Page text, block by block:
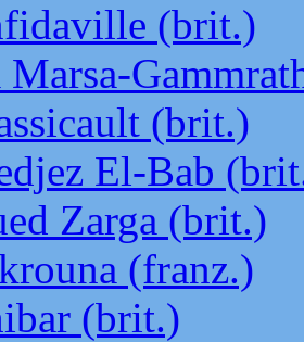
(brit.)
Marsa-
(brit.)
El-Bab
Zarga (brit.)
(franz.)
(brit.)